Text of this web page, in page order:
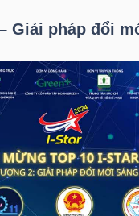
Giải pháp đổi